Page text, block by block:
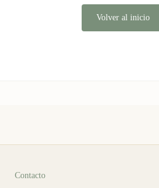
Volver al inicio
Contacto